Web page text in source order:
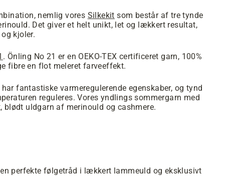
nemlig vores Silkekit som består af tre tynde
Det giver et helt unikt, let og lækkert resultat,
kjoler.
. Önling No 21 er en OEKO-TEX certificeret garn, 100%
fibre en flot meleret farveeffekt.
har fantastiske varmeregulerende egenskaber, og tynd
reguleres. Vores yndlings sommergarn med
blødt uldgarn af merinould og cashmere.
perfekte følgetråd i lækkert lammeuld og eksklusivt